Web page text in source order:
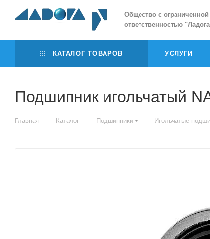
Общество с ограниченной
ответственностью "
КАТАЛОГ ТОВАРОВ УСЛУГИ
Подшипник игольчатый
Главная — Каталог — Подшипники — Игольчатые